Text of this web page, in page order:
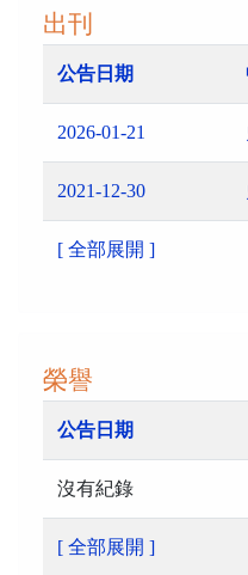
出刊
公告日期
2026-01-21
2021-12-30
[ 全部展開 ]
榮譽
公告日期
沒有紀錄
[ 全部展開 ]